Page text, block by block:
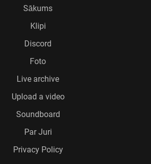
Sākums
Klipi
Discord
Foto
Live archive
Upload a video
Soundboard
Par Juri
Privacy Policy